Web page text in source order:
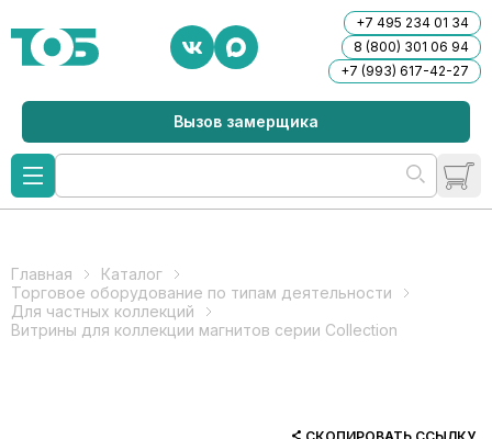
+7 495 234 01 34
8 (800) 301 06 94
+7 (993) 617-42-27
Вызов замерщика
Главная
Каталог
Торговое оборудование по типам деятельности
Для частных коллекций
Витрины для коллекции магнитов серии Collection